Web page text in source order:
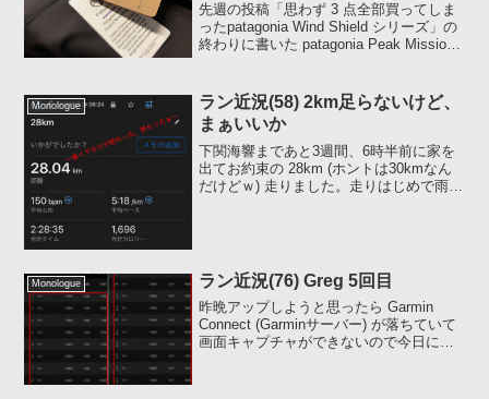
先週の投稿「思わず 3 点全部買ってしま
ったpatagonia Wind Shield シリーズ」の
終わりに書いた patagonia Peak Mission
Monologue
ラン近況(58) 2km足らないけど、
まぁいいか
下関海響まであと3週間、6時半前に家を
出てお約束の 28km (ホントは30kmなん
だけどｗ) 走りました。走りはじめで雨に
Monologue ラン近況(76) Greg 5回目
昨晩アップしようと思ったら Garmin
Connect (Garminサーバー) が落ちていて
画面キャプチャができないので今日にな